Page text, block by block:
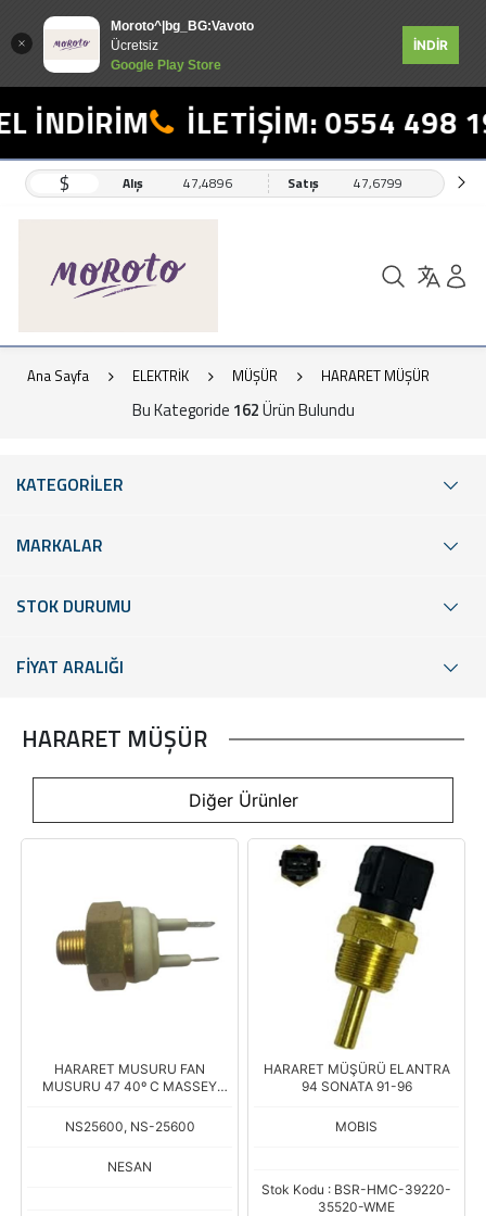
Moroto^|bg_BG:Vavoto
Ücretsiz
Google Play Store
İNDİR
İLETİŞİM: 0554 498 19 17
$ Alış 47,4896 Satış 47,6799
Ana Sayfa ELEKTRİK MÜŞÜR HARARET MÜŞÜR
Bu Kategoride 162Ürün Bulundu
KATEGORİLER
MARKALAR
STOK DURUMU
FİYAT ARALIĞI
HARARET MÜŞÜR
Diğer Ürünler
HARARET MUSURU FAN
MUSURU 47 40º C MASSEY
EskI NO: NS D 1127
NS25600, NS-25600
NESAN
HARARET MÜŞÜRÜ ELANTRA
94 SONATA 91-96
MOBIS
Stok Kodu : BSR-HMC-39220-
35520-WME